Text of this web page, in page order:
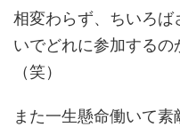
相変わらず、ちいろ
いでどれに参加する
（笑）
また一生懸命働いて